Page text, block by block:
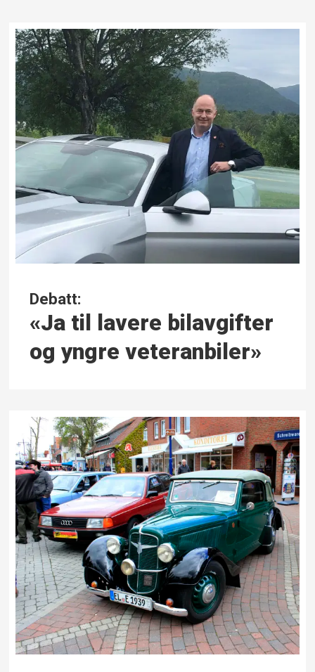
Debatt:
«Ja til lavere bil­avgifter
og yngre veteranbiler»